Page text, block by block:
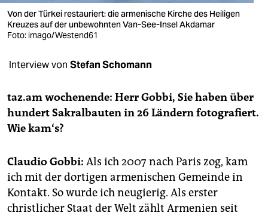
veranstaltungen
shop
fragen & hilfe
abo
genossenschaft
epaper login
Von der Türkei restauriert: die armenische Kirche des Heiligen
Kreuzes auf der unbewohnten Van-See-Insel Akdamar
Foto: imago/Westend61
Interview von Stefan Schomann
taz.am wochenende: Herr Gobbi, Sie haben über
hundert Sakralbauten in 26 Ländern fotografiert.
Wie kam‘s?
Claudio Gobbi: Als ich 2007 nach Paris zog, kam
ich mit der dortigen armenischen Gemeinde in
Kontakt. So wurde ich neugierig. Als erster
christlicher Staat der Welt zählt Armenien seit